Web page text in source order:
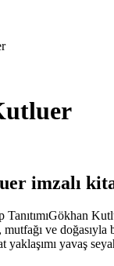
imzalı
TanıtımıGökhan
mutfağı ve
yaklaşımı yavaş